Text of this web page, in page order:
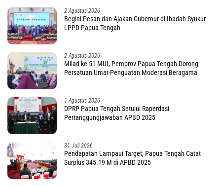
2 Agustus 2026
Begini Pesan dan Ajakan Gubernur di Ibadah Syukur
LPPD Papua Tengah
2 Agustus 2026
Milad ke 51 MUI, Pemprov Papua Tengah Dorong
Persatuan Umat-Penguatan Moderasi Beragama
1 Agustus 2026
DPRP Papua Tengah Setujui Raperdasi
Pertanggungjawaban APBD 2025
31 Juli 2026
Pendapatan Lampaui Target, Papua Tengah Catat
Surplus 345.19 M di APBD 2025